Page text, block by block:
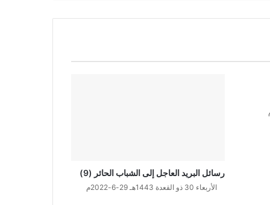
رسائل البريد العاجل إلى الشباب الحائر (9)
الأربعاء 30 ذو القعدة 1443هـ 29-6-2022م